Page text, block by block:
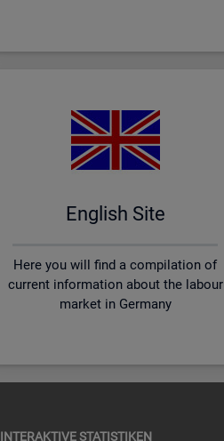
English Site
Here you will find a compilation of
current information about the labour
market in Germany
IN­TER­AK­TI­VE STA­TIS­TI­KEN